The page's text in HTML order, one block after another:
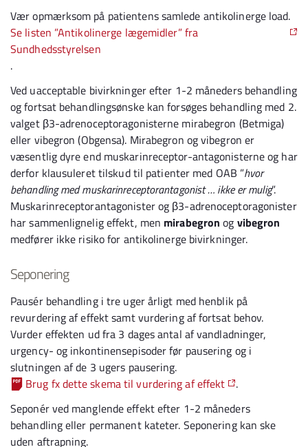
Vær opmærksom på patientens samlede antikolinerge load.
Se listen ”Antikolinerge lægemidler” fra
Sundhedsstyrelsen
.
Ved uacceptable bivirkninger efter 1-2 måneders behandling
og fortsat behandlingsønske kan forsøges behandling med 2.
valget β3-adrenoceptoragonisterne mirabegron (Betmiga)
eller vibegron (Obgensa). Mirabegron og vibegron er
væsentlig dyre end muskarinreceptor-antagonisterne og har
derfor klausuleret tilskud til patienter med OAB ”hvor
behandling med muskarinreceptorantagonist … ikke er mulig”.
Muskarinreceptorantagonister og β3-adrenoceptoragonister
har sammenlignelig effekt, men mirabegron og vibegron
medfører ikke risiko for antikolinerge bivirkninger.
Seponering
Pausér behandling i tre uger årligt med henblik på
revurdering af effekt samt vurdering af fortsat behov.
Vurder effekten ud fra 3 dages antal af vandladninger,
urgency- og inkontinensepisoder før pausering og i
slutningen af de 3 ugers pausering.
Brug fx dette skema til vurdering af effekt
.
Seponér ved manglende effekt efter 1-2 måneders
behandling eller permanent kateter. Seponering kan ske
uden aftrapning.